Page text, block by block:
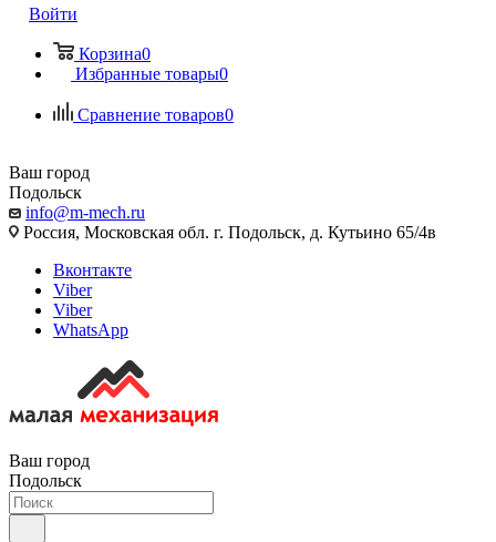
Войти
Корзина0
Избранные товары0
Сравнение товаров0
Ваш город
Подольск
info@m-mech.ru
Россия, Московская обл. г. Подольск, д. Кутьино 65/4в
Вконтакте
Viber
Viber
WhatsApp
Ваш город
Подольск